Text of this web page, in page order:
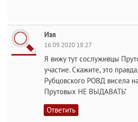
Изя
16.09.2020 18:27
Я вижу тут сослуживцы
участие. Скажите, это
Рубцовского РОВД висела
Прутовых НЕ ВЫДАВАТЬ"
Ответить